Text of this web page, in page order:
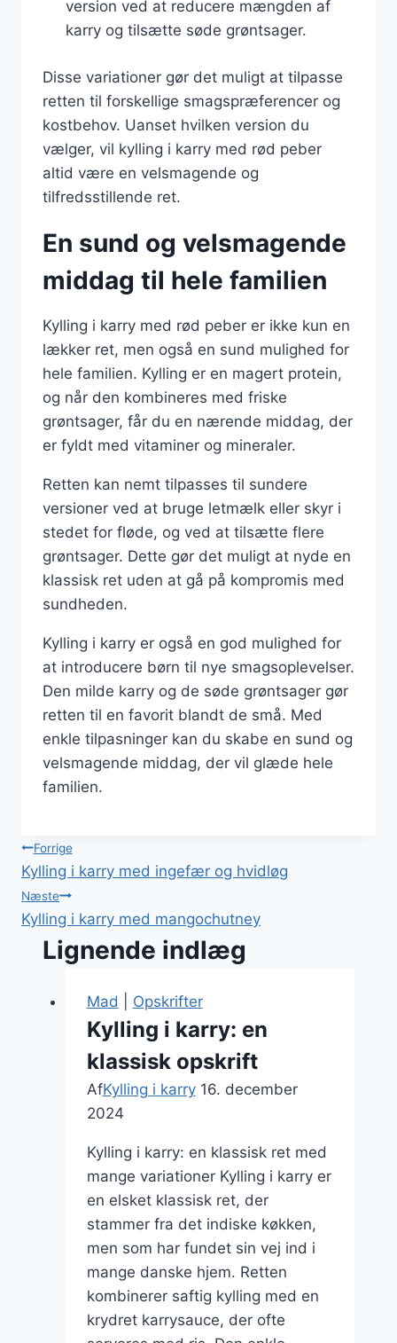
version ved at reducere mængden af
karry og tilsætte søde grøntsager.
Disse variationer gør det muligt at tilpasse
retten til forskellige smagspræferencer og
kostbehov. Uanset hvilken version du
vælger, vil kylling i karry med rød peber
altid være en velsmagende og
tilfredsstillende ret.
En sund og velsmagende
middag til hele familien
Kylling i karry med rød peber er ikke kun en
lækker ret, men også en sund mulighed for
hele familien. Kylling er en magert protein,
og når den kombineres med friske
grøntsager, får du en nærende middag, der
er fyldt med vitaminer og mineraler.
Retten kan nemt tilpasses til sundere
versioner ved at bruge letmælk eller skyr i
stedet for fløde, og ved at tilsætte flere
grøntsager. Dette gør det muligt at nyde en
klassisk ret uden at gå på kompromis med
sundheden.
Kylling i karry er også en god mulighed for
at introducere børn til nye smagsoplevelser.
Den milde karry og de søde grøntsager gør
retten til en favorit blandt de små. Med
enkle tilpasninger kan du skabe en sund og
velsmagende middag, der vil glæde hele
familien.
Indlægsnavigation
Forrige
Kylling i karry med ingefær og hvidløg
Næste
Kylling i karry med mangochutney
Lignende indlæg
Mad Opskrifter
Kylling i karry: en
klassisk opskrift
AfKylling i karry 16. december
2024
Kylling i karry: en klassisk ret med
mange variationer Kylling i karry er
en elsket klassisk ret, der
stammer fra det indiske køkken,
men som har fundet sin vej ind i
mange danske hjem. Retten
kombinerer saftig kylling med en
krydret karrysauce, der ofte